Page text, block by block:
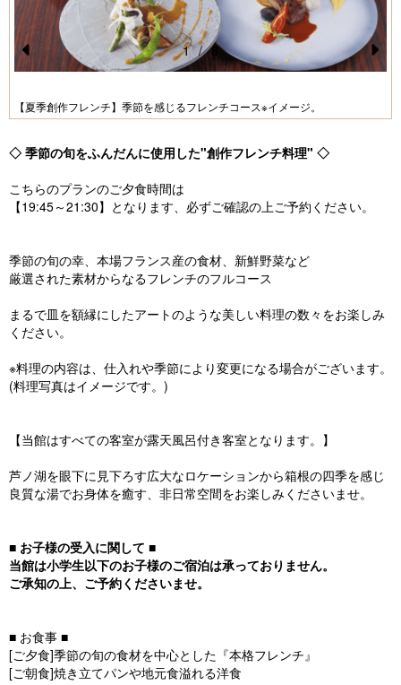
Pr
e
vi
o
u
s
【夏季創作フレンチ】季節を感じるフレンチコース※イメージ。
N
xt
1 / 8
◇ 季節の旬をふんだんに使用した"創作フレンチ料理" ◇
こちらのプランのご夕食時間は
【19:45～21:30】となります、必ずご確認の上ご予約ください。
季節の旬の幸、本場フランス産の食材、新鮮野菜など
厳選された素材からなるフレンチのフルコース
まるで皿を額縁にしたアートのような美しい料理の数々をお楽しみ
ください。
※料理の内容は、仕入れや季節により変更になる場合がございます。
(料理写真はイメージです。)
【当館はすべての客室が露天風呂付き客室となります。】
芦ノ湖を眼下に見下ろす広大なロケーションから箱根の四季を感じ
良質な湯でお身体を癒す、非日常空間をお楽しみくださいませ。
■ お子様の受入に関して ■
当館は小学生以下のお子様のご宿泊は承っておりません。
ご承知の上、ご予約くださいませ。
■ お食事 ■
[ご夕食]季節の旬の食材を中心とした『本格フレンチ』
[ご朝食]焼き立てパンや地元食溢れる洋食